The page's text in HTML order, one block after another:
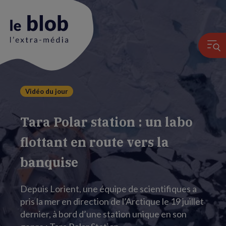
AnimationVidéo du jour
Tara Polar station : un labo
flottant en route vers la
banquise
Depuis Lorient, une équipe de scientifiques a
pris la mer en direction de l’Arctique le 19 juillet
dernier, à bord d’une station unique en son